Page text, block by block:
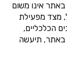
אינו משום
מצד מפעילת
הכלכליים,
באתר, תיעשה